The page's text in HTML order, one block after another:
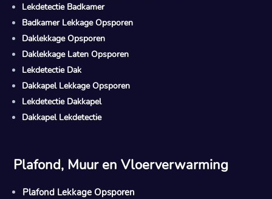
Lekdetectie Badkamer
Badkamer Lekkage Opsporen
Daklekkage Opsporen
Daklekkage Laten Opsporen
Lekdetectie Dak
Dakkapel Lekkage Opsporen
Lekdetectie Dakkapel
Dakkapel Lekdetectie
Plafond, Muur en Vloerverwarming
Plafond Lekkage Opsporen